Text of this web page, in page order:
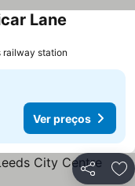
Lane
railway station
Ver preços
Partilhar